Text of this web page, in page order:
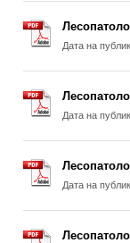
Дата на
Дата на
Дата на